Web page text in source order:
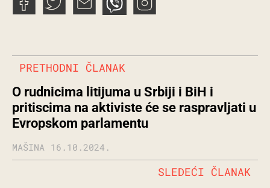
PRETHODNI ČLANAK
O rudnicima litijuma u Srbiji i BiH i
pritiscima na aktiviste će se raspravljati u
Evropskom parlamentu
MAŠINA 16.10.2024.
SLEDEĆI ČLANAK